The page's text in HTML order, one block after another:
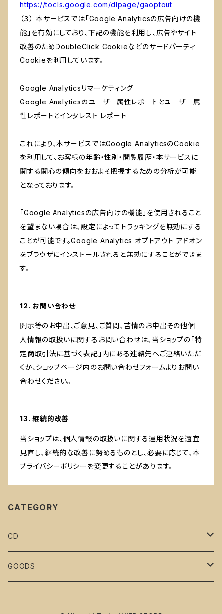
https://tools.google.com/dlpage/gaoptout
（３） 本サービスでは「Google Analyticsの広告向けの機
能」を有効にしており、下記の機能を利用し、広告やサイト
改善のためDoubleClick Cookieなどのサードパーティ
Cookieを利用しています。
Google Analyticsリマーケティング
Google Analyticsのユーザー属性レポートとユーザー属
性レポートとインタレスト レポート
これにより、本サービスではGoogle AnalyticsのCookie
を利用して、お客様の年齢・性別・閲覧履歴・本サービスに
関する関心の傾向をおおよそ把握するための分析が可能
となっております。
「Google Analyticsの広告向けの機能」を使用されること
を望まない場合は、設定によってトラッキングを無効にする
ことが可能です。Google Analytics オプトアウト アドオン
をブラウザにインストールされると無効にすることができま
す。
12. お問い合わせ
開示等のお申出、ご意見、ご質問、苦情のお申出その他個
人情報の取扱いに関するお問い合わせは、当ショップの「特
定商取引法に基づく表記」内にある連絡先へご連絡いただ
くか、ショップページ内のお問い合わせフォームよりお問い
合わせください。
13. 継続的改善
当ショップは、個人情報の取扱いに関する運用状況を適宜
見直し、継続的な改善に努めるものとし、必要に応じて、本
プライバシーポリシーを変更することがあります。
CATEGORY
CD
Hiroyuki Tsutsui
GOODS